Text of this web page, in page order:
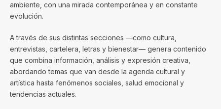
ambiente, con una mirada contemporánea y en constante
evolución.
A través de sus distintas secciones —como cultura,
entrevistas, cartelera, letras y bienestar— genera contenido
que combina información, análisis y expresión creativa,
abordando temas que van desde la agenda cultural y
artística hasta fenómenos sociales, salud emocional y
tendencias actuales.